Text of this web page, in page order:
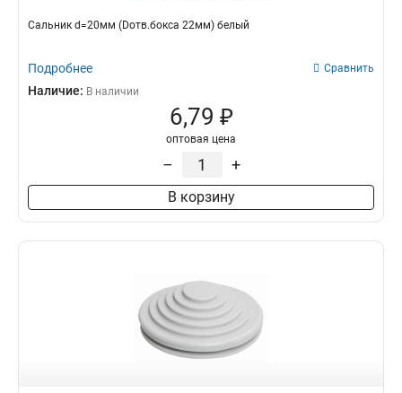
Сальник d=20мм (Dотв.бокса 22мм) белый
Подробнее Сравнить
Наличие: В наличии
6,79 ₽
оптовая цена
– +
В корзину